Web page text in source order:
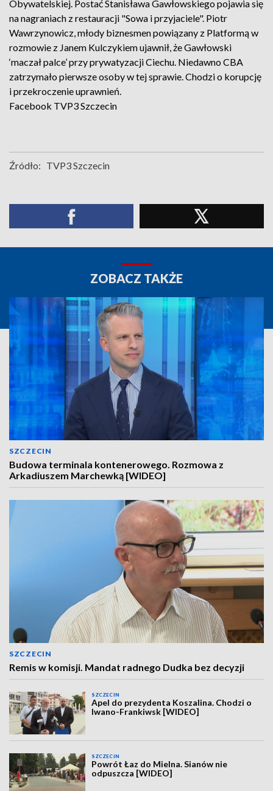
Obywatelskiej. Postać Stanisława Gawłowskiego pojawia się
na nagraniach z restauracji "Sowa i przyjaciele". Piotr
Wawrzynowicz, młody biznesmen powiązany z Platformą w
rozmowie z Janem Kulczykiem ujawnił, że Gawłowski
‘maczał palce’ przy prywatyzacji Ciechu. Niedawno CBA
zatrzymało pierwsze osoby w tej sprawie. Chodzi o korupcję
i przekroczenie uprawnień.
Facebook TVP3 Szczecin
Źródło: TVP3 Szczecin
ZOBACZ TAKŻE
SZCZECIN
Budowa terminala kontenerowego. Rozmowa z
Arkadiuszem Marchewką [WIDEO]
SZCZECIN
Remis w komisji. Mandat radnego Dudka bez decyzji
SZCZECIN
Apel do prezydenta Koszalina. Chodzi o
Iwano-Frankiwsk [WIDEO]
SZCZECIN
Powrót Łaz do Mielna. Sianów nie
odpuszcza [WIDEO]